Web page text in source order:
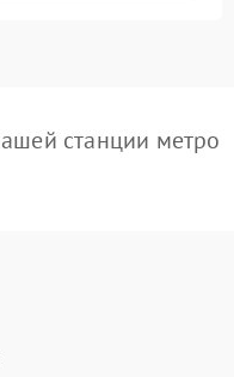
станции метро